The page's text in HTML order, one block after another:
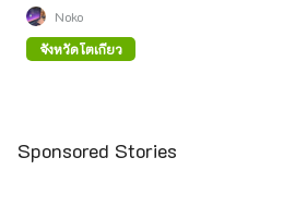
Noko
จังหวัดโตเกียว
Sponsored Stories